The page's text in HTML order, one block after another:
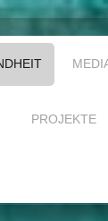
PROJEKTE